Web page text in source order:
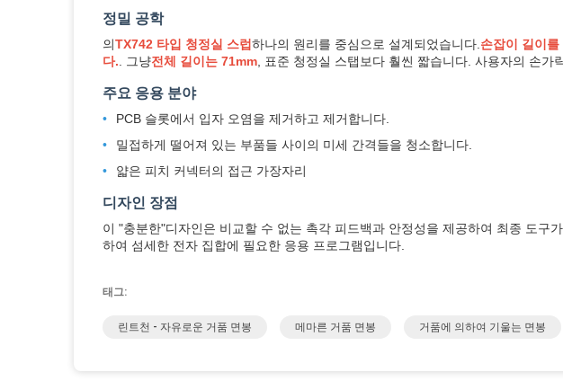
정밀 공학
의TX742 타입 청정실 스럽하나의 원리를 중심으로 설계되었습니다. 손잡이 길이
다. . 그냥전체 길이는 71mm , 표준 청정실 스탭보다 훨씬 짧습니다. 사용자의 손가
주요 응용 분야
PCB 슬롯에서 입자 오염을 제거하고 제거합니다.
밀접하게 떨어져 있는 부품들 사이의 미세 간격들을 청소합니다.
얇은 피치 커넥터의 접근 가장자리
디자인 장점
이 "충분한"디자인은 비교할 수 없는 촉각 피드백과 안정성을 제공하여 최종 도구
하여 섬세한 전자 집합에 필요한 응용 프로그램입니다.
태그:
린트천 - 자유로운 거품 면봉 메마른 거품 면봉 거품에 의하여 기울는 면봉